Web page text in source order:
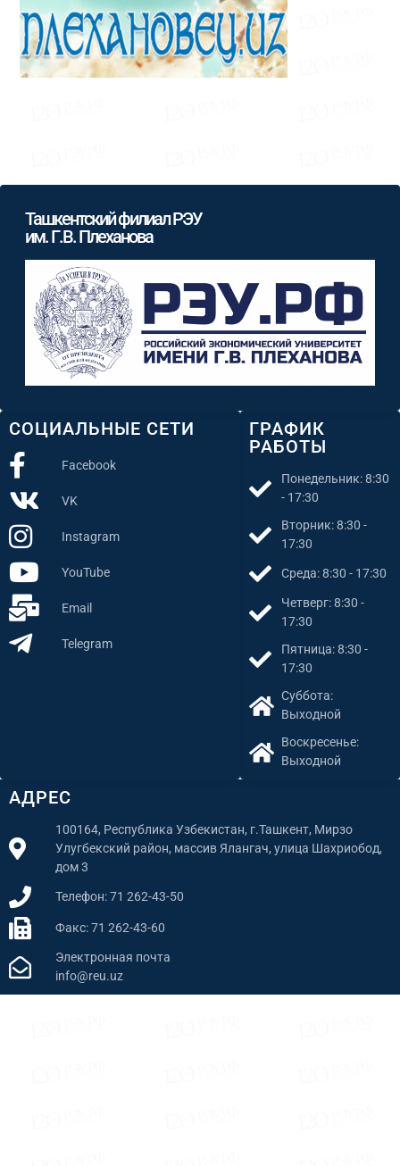
АДРЕС
100164, Республика Узбекистан, г.Ташкент, Мирзо
Улугбекский район, массив Ялангач, улица Шахриобод,
дом 3
Телефон: 71 262-43-50
Факс: 71 262-43-60
Электронная почта
info@reu.uz
ГРАФИК
РАБОТЫ
Понедельник: 8:30
- 17:30
Вторник: 8:30 -
17:30
Среда: 8:30 - 17:30
Четверг: 8:30 -
17:30
Пятница: 8:30 -
17:30
Суббота:
Выходной
Воскресенье:
Выходной
СОЦИАЛЬНЫЕ СЕТИ
Facebook
VK
Instagram
YouTube
Email
Telegram
Ташкентский филиал РЭУ
им. Г.В. Плеханова